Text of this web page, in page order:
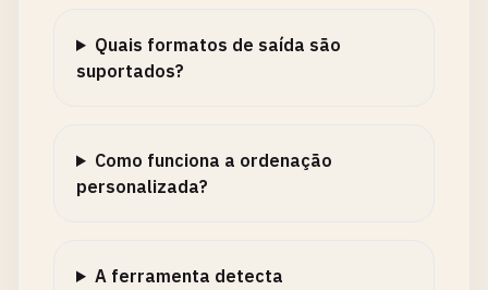
Quais formatos de saída são
suportados?
Como funciona a ordenação
personalizada?
A ferramenta detecta